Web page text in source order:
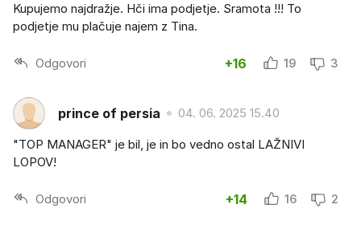
Kupujemo najdražje. Hči ima podjetje. Sramota !!! To
podjetje mu plačuje najem z Tina.
Odgovori +16 19 3
prince of persia 04. 06. 2025 15.40
"TOP MANAGER" je bil, je in bo vedno ostal LAŽNIVI
LOPOV!
Odgovori +14 16 2